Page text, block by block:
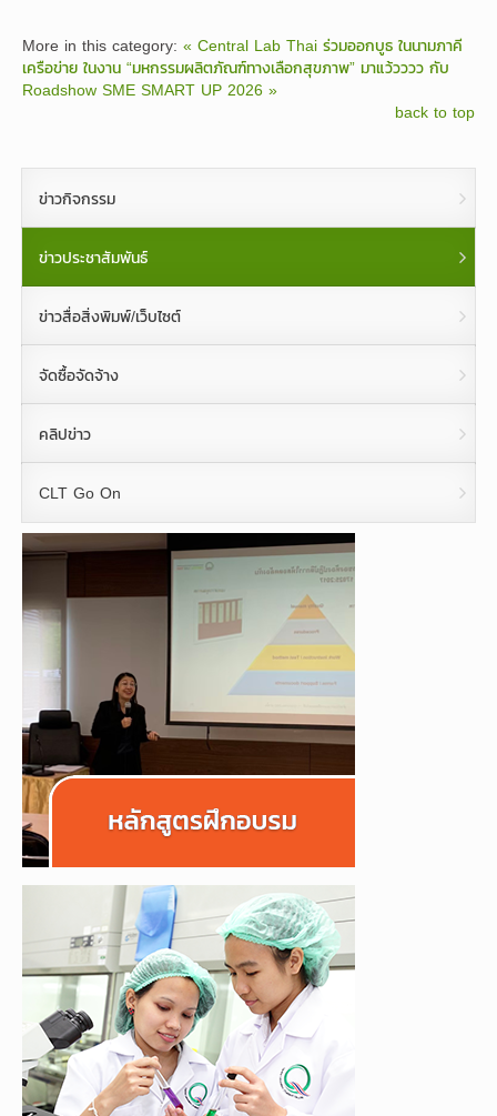
More in this category: « Central Lab Thai ร่วมออกบูธ ในนามภาคี
เครือข่าย ในงาน “มหกรรมผลิตภัณฑ์ทางเลือกสุขภาพ” มาแว้วววว กับ
Roadshow SME SMART UP 2026 »
back to top
ข่าวกิจกรรม
ข่าวประชาสัมพันธ์
ข่าวสื่อสิ่งพิมพ์/เว็บไซต์
จัดซื้อจัดจ้าง
คลิปข่าว
CLT Go On